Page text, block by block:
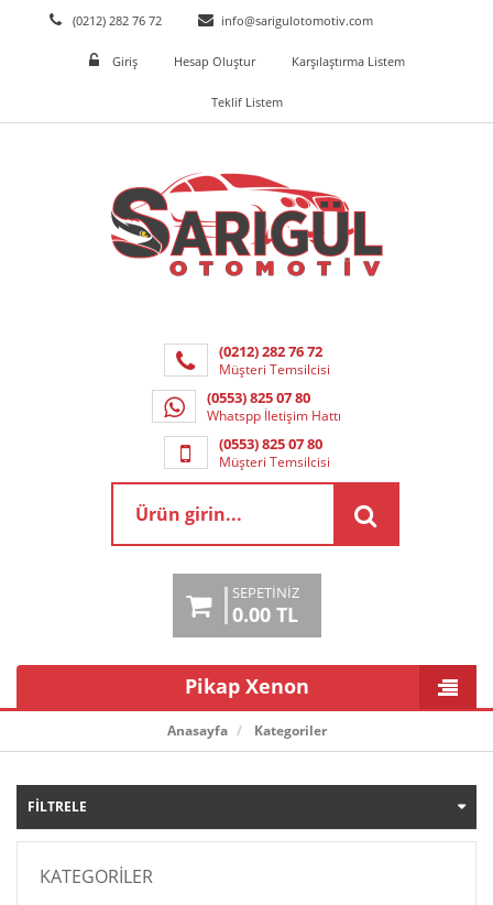
(0212) 282 76 72 info@sarigulotomotiv.com
Giriş Hesap Oluştur Karşılaştırma Listem
Teklif Listem
(0212) 282 76 72
Müşteri Temsilcisi
(0553) 825 07 80
Whatspp İletişim Hattı
(0553) 825 07 80
Müşteri Temsilcisi
SEPETINIZ
0.00 TL
Pikap Xenon
Anasayfa Kategoriler
FILTRELE
KATEGORILER